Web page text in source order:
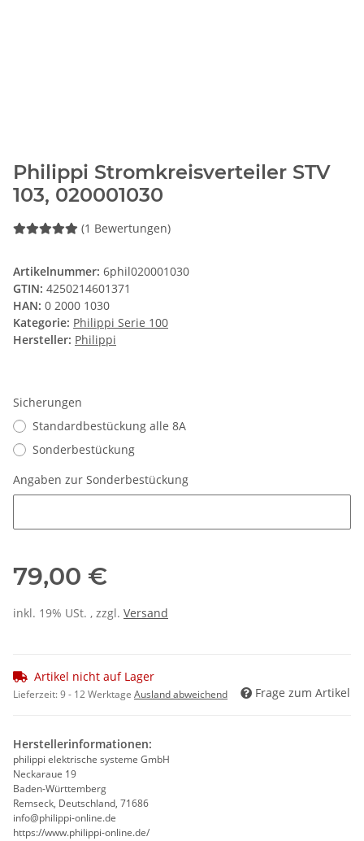
Philippi Stromkreisverteiler STV
103, 020001030
(1 Bewertungen)
Artikelnummer: 6phil020001030
GTIN: 4250214601371
HAN: 0 2000 1030
Kategorie: Philippi Serie 100
Hersteller: Philippi
Sicherungen
Standardbestückung alle 8A
Sonderbestückung
Angaben zur Sonderbestückung
79,00 €
inkl. 19% USt. , zzgl. Versand
Artikel nicht auf Lager
Lieferzeit:9 - 12 Werktage Ausland abweichend Frage zum Artikel
Herstellerinformationen:
philippi elektrische systeme GmbH
Neckaraue 19
Baden-Württemberg
Remseck, Deutschland, 71686
info@philippi-online.de
https://www.philippi-online.de/